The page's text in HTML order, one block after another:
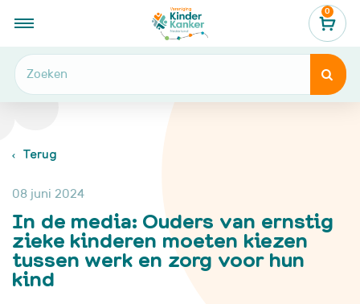
0

Nieuws, verhalen & blogs In de media: Ouders van ernstig zieke kinderen moeten kiezen tussen werk en zorg voor hun kind
Terug
08 juni 2024
In de media: Ouders van ernstig
zieke kinderen moeten kiezen
tussen werk en zorg voor hun
kind